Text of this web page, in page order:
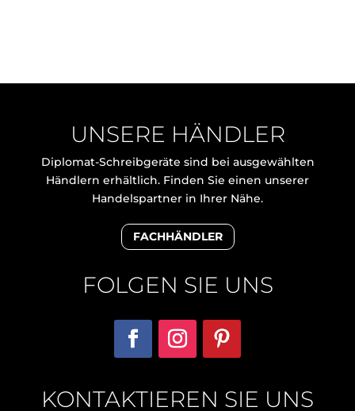
UNSERE HÄNDLER
Diplomat-Schreibgeräte sind bei ausgewählten
Händlern erhältlich. Finden Sie einen unserer
Handelspartner in Ihrer Nähe.
FACHHÄNDLER
FOLGEN SIE UNS
KONTAKTIEREN SIE UNS